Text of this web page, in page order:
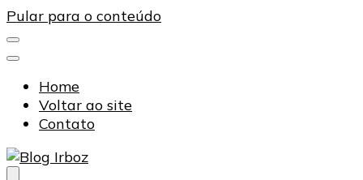
Pular para o conteúdo
Home
Voltar ao site
Contato